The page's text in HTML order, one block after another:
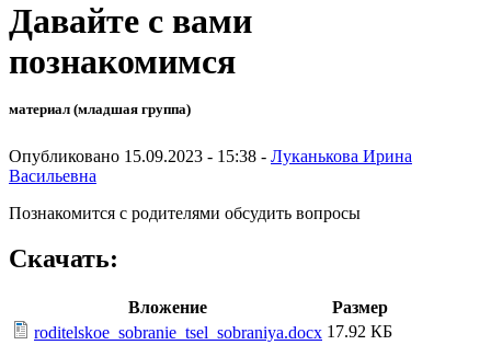
Давайте с вами
познакомимся
материал (младшая группа)
Опубликовано 15.09.2023 - 15:38 - Луканькова Ирина
Васильевна
Познакомится с родителями обсудить вопросы
Скачать:
Вложение
Размер
roditelskoe_sobranie_tsel_sobraniya.docx 17.92 КБ